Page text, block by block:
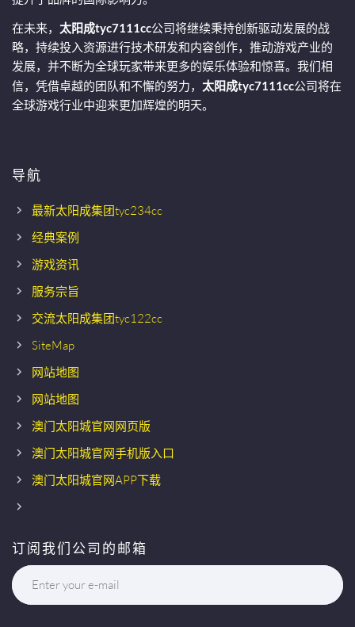
在未来， 太阳成tyc7111cc公司将继续秉持创新驱动发展的战
略，持续投入资源进行技术研发和内容创作，推动游戏产业的
发展，并不断为全球玩家带来更多的娱乐体验和惊喜。我们相
信，凭借卓越的团队和不懈的努力， 太阳成tyc7111cc公司将在
全球游戏行业中迎来更加辉煌的明天。
导航
最新太阳成集团tyc234cc
经典案例
游戏资讯
服务宗旨
交流太阳成集团tyc122cc
SiteMap
网站地图
网站地图
澳门太阳城官网网页版
澳门太阳城官网手机版入口
澳门太阳城官网APP下载
订阅我们公司的邮箱
Enter your e-mail